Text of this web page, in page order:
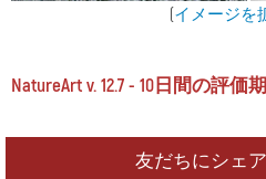
(イメージを
NatureArt v. 12.7 - 10日間の評価
友だちにシェ